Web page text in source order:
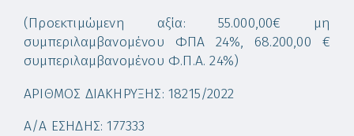
(Προεκτιμώμενη αξία: 55.000,00€ μη
συμπεριλαμβανομένου ΦΠΑ 24%, 68.200,00 €
συμπεριλαμβανομένου Φ.Π.Α. 24%)
ΑΡΙΘΜΟΣ ΔΙΑΚΗΡΥΞΗΣ: 18215/2022
Α/Α ΕΣΗΔΗΣ: 177333